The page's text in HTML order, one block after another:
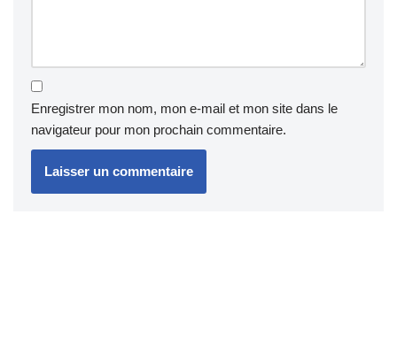
Enregistrer mon nom, mon e-mail et mon site dans le
navigateur pour mon prochain commentaire.